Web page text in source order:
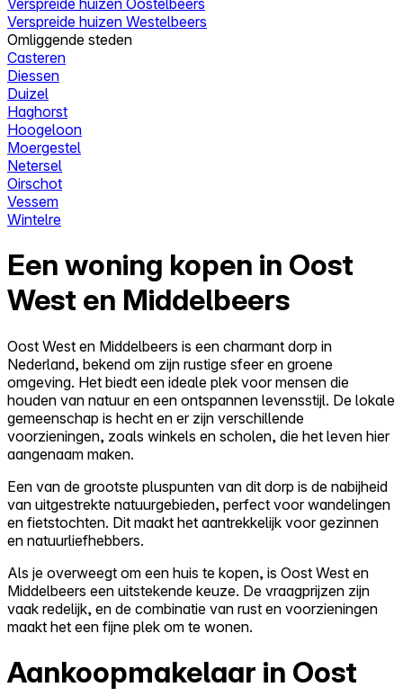
Verspreide huizen Westelbeers
Omliggende steden
Casteren
Diessen
Duizel
Haghorst
Hoogeloon
Moergestel
Netersel
Oirschot
Vessem
Wintelre
Een woning kopen in Oost
West en Middelbeers
Oost West en Middelbeers is een charmant dorp in
Nederland, bekend om zijn rustige sfeer en groene
omgeving. Het biedt een ideale plek voor mensen die
houden van natuur en een ontspannen levensstijl. De lokale
gemeenschap is hecht en er zijn verschillende
voorzieningen, zoals winkels en scholen, die het leven hier
aangenaam maken.
Een van de grootste pluspunten van dit dorp is de nabijheid
van uitgestrekte natuurgebieden, perfect voor wandelingen
en fietstochten. Dit maakt het aantrekkelijk voor gezinnen
en natuurliefhebbers.
Als je overweegt om een huis te kopen, is Oost West en
Middelbeers een uitstekende keuze. De vraagprijzen zijn
vaak redelijk, en de combinatie van rust en voorzieningen
maakt het een fijne plek om te wonen.
Aankoopmakelaar in Oost